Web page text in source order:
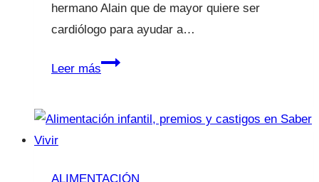
hermano Alain que de mayor quiere ser
cardiólogo para ayudar a…
Leer másMi
un
ALIMENTACIÓN